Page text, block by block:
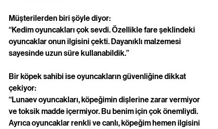
Müşterilerden biri şöyle diyor:
“Kedim oyuncakları çok sevdi. Özellikle fare şeklindeki
oyuncaklar onun ilgisini çekti. Dayanıklı malzemesi
sayesinde uzun süre kullanabildik.”
Bir köpek sahibi ise oyuncakların güvenliğine dikkat
çekiyor:
“Lunaev oyuncakları, köpeğimin dişlerine zarar vermiyor
ve toksik madde içermiyor. Bu benim için çok önemliydi.
Ayrıca oyuncaklar renkli ve canlı, köpeğim hemen ilgisini